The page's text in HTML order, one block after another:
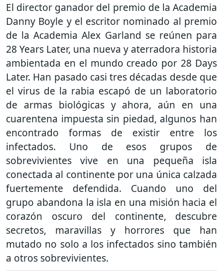
El director ganador del premio de la Academia
Danny Boyle y el escritor nominado al premio
de la Academia Alex Garland se reúnen para
28 Years Later, una nueva y aterradora historia
ambientada en el mundo creado por 28 Days
Later. Han pasado casi tres décadas desde que
el virus de la rabia escapó de un laboratorio
de armas biológicas y ahora, aún en una
cuarentena impuesta sin piedad, algunos han
encontrado formas de existir entre los
infectados. Uno de esos grupos de
sobrevivientes vive en una pequeña isla
conectada al continente por una única calzada
fuertemente defendida. Cuando uno del
grupo abandona la isla en una misión hacia el
corazón oscuro del continente, descubre
secretos, maravillas y horrores que han
mutado no solo a los infectados sino también
a otros sobrevivientes.